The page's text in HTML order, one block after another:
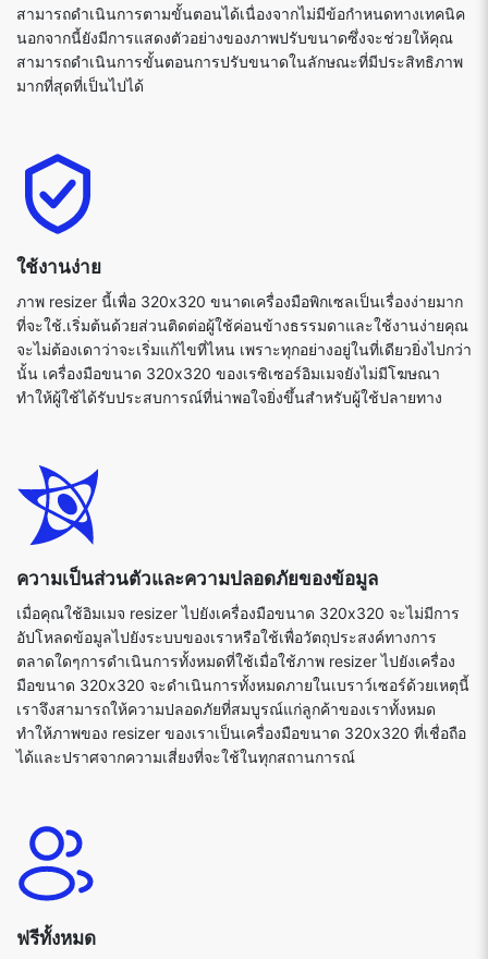
สามารถดำเนินการตามขั้นตอนได้เนื่องจากไม่มีข้อกำหนดทางเทคนิค
นอกจากนี้ยังมีการแสดงตัวอย่างของภาพปรับขนาดซึ่งจะช่วยให้คุณ
สามารถดำเนินการขั้นตอนการปรับขนาดในลักษณะที่มีประสิทธิภาพ
มากที่สุดที่เป็นไปได้
ใช้งานง่าย
ภาพ resizer นี้เพื่อ 320x320 ขนาดเครื่องมือพิกเซลเป็นเรื่องง่ายมาก
ที่จะใช้.เริ่มต้นด้วยส่วนติดต่อผู้ใช้ค่อนข้างธรรมดาและใช้งานง่ายคุณ
จะไม่ต้องเดาว่าจะเริ่มแก้ไขที่ไหน เพราะทุกอย่างอยู่ในที่เดียวยิ่งไปกว่า
นั้น เครื่องมือขนาด 320x320 ของเรซิเซอร์อิมเมจยังไม่มีโฆษณา
ทำให้ผู้ใช้ได้รับประสบการณ์ที่น่าพอใจยิ่งขึ้นสำหรับผู้ใช้ปลายทาง
ความเป็นส่วนตัวและความปลอดภัยของข้อมูล
เมื่อคุณใช้อิมเมจ resizer ไปยังเครื่องมือขนาด 320x320 จะไม่มีการ
อัปโหลดข้อมูลไปยังระบบของเราหรือใช้เพื่อวัตถุประสงค์ทางการ
ตลาดใดๆการดำเนินการทั้งหมดที่ใช้เมื่อใช้ภาพ resizer ไปยังเครื่อง
มือขนาด 320x320 จะดำเนินการทั้งหมดภายในเบราว์เซอร์ด้วยเหตุนี้
เราจึงสามารถให้ความปลอดภัยที่สมบูรณ์แก่ลูกค้าของเราทั้งหมด
ทำให้ภาพของ resizer ของเราเป็นเครื่องมือขนาด 320x320 ที่เชื่อถือ
ได้และปราศจากความเสี่ยงที่จะใช้ในทุกสถานการณ์
ฟรีทั้งหมด